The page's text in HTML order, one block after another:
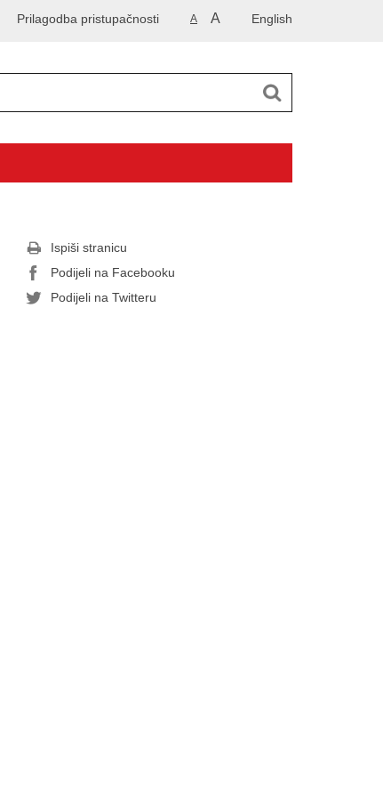
English
A A
Prilagodba pristupačnosti
Ispiši stranicu
Podijeli na Facebooku
Podijeli na Twitteru